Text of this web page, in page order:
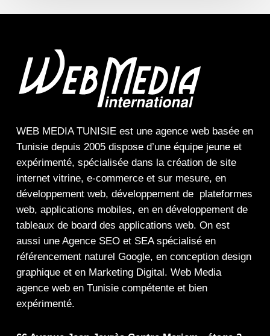
WEB MEDIA TUNISIEest une agence webbasée en
Tunisie depuis 2005 dispose d’une équipe jeune et
expérimenté, spécialisée dans la création de site
internet vitrine, e-commerceet sur mesure, en
développement web, développement de plateformes
web, applications mobiles, en en développement de
tableaux de boarddes applications web. On est
aussi une Agence SEOet SEAspécialisé en
référencement naturel Google, en conception design
graphiqueet en Marketing Digital. Web Media
agence web en Tunisie compétente et bien
expérimenté.